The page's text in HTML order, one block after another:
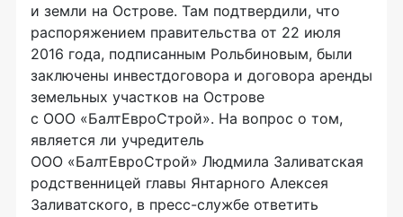
и земли на Острове. Там подтвердили, что
распоряжением правительства от 22 июля
2016 года, подписанным Рольбиновым, были
заключены инвестдоговора и договора аренды
земельных участков на Острове
с ООО «БалтЕвроСтрой». На вопрос о том,
является ли учредитель
ООО «БалтЕвроСтрой» Людмила Заливатская
родственницей главы Янтарного Алексея
Заливатского, в пресс-службе ответить